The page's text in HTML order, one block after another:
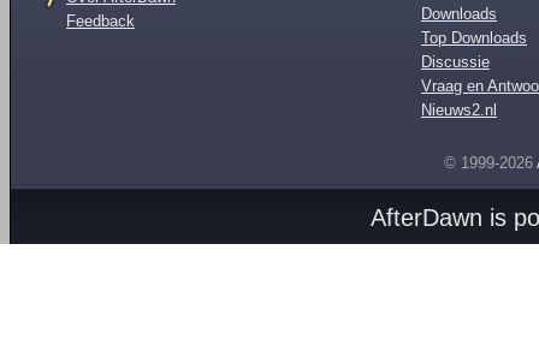
Feedback
Downloads
Top Downloads
Discussie
Vraag en
Nieuws2.nl
© 1999-2026
AfterDawn is